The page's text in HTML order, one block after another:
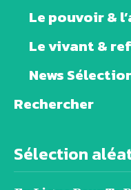
Le pouvoir &
Le vivant &
News
Rechercher
Sélection